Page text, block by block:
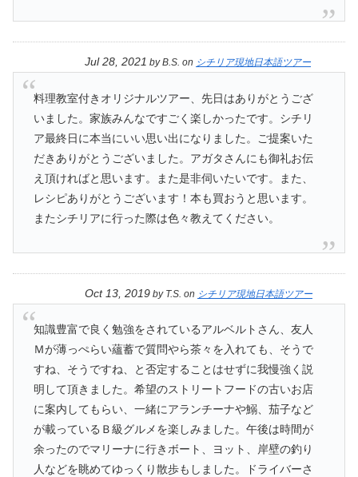
Jul 28, 2021 byB.S. on シチリア現地日本語ツアー
料理教室付きオリジナルツアー、先日はありがとうござ
いました。家族みんなですごく楽しかったです。シチリ
ア最終日に本当にいい思い出になりました。ご提案いた
だきありがとうございました。アガタさんにも御礼お伝
え頂ければと思います。また是非伺いたいです。また、
レシピありがとうございます！本も買おうと思います。
またシチリアに行った際は色々教えてください。
Oct 13, 2019 by T.S. on シチリア現地日本語ツアー
知識豊富で良く勉強をされているアルベルトさん、友人
Ｍが薄っぺらい蘊蓄で質問やら茶々を入れても、そうで
すね、そうですね、と否定することはせずに我慢強く説
明して頂きました。希望のストリートフードの古いお店
に案内してもらい、一緒にアランチーナや鰯、茄子など
が載っているＢ級グルメを楽しみました。午後は時間が
余ったのでマリーナに行きボート、ヨット、岸壁の釣り
人などを眺めてゆっくり散歩もしました。ドライバーさ